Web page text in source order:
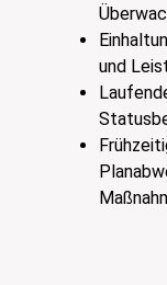
und